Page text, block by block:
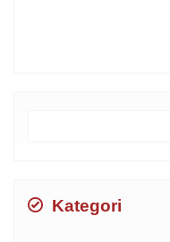
Kategori